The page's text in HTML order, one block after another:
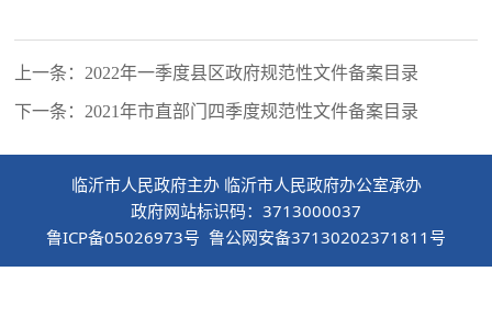
上一条：2022年一季度县区政府规范性文件备案目录
下一条：2021年市直部门四季度规范性文件备案目录
临沂市人民政府主办 临沂市人民政府办公室承办
政府网站标识码：3713000037
鲁ICP备05026973号 鲁公网安备37130202371811号